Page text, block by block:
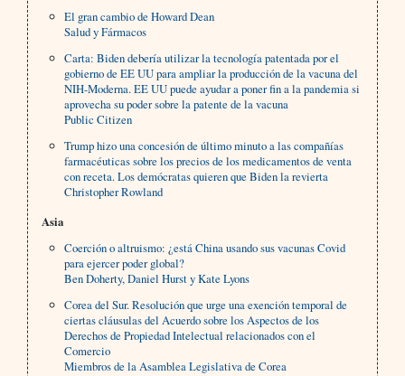
El gran cambio de Howard Dean
Salud y Fármacos
Carta: Biden debería utilizar la tecnología patentada por el
gobierno de EE UU para ampliar la producción de la vacuna del
NIH-Moderna. EE UU puede ayudar a poner fin a la pandemia si
aprovecha su poder sobre la patente de la vacuna
Public Citizen
Trump hizo una concesión de último minuto a las compañías
farmacéuticas sobre los precios de los medicamentos de venta
con receta. Los demócratas quieren que Biden la revierta
Christopher Rowland
Asia
Coerción o altruismo: ¿está China usando sus vacunas Covid
para ejercer poder global?
Ben Doherty, Daniel Hurst y Kate Lyons
Corea del Sur. Resolución que urge una exención temporal de
ciertas cláusulas del Acuerdo sobre los Aspectos de los
Derechos de Propiedad Intelectual relacionados con el
Comercio
Miembros de la Asamblea Legislativa de Corea